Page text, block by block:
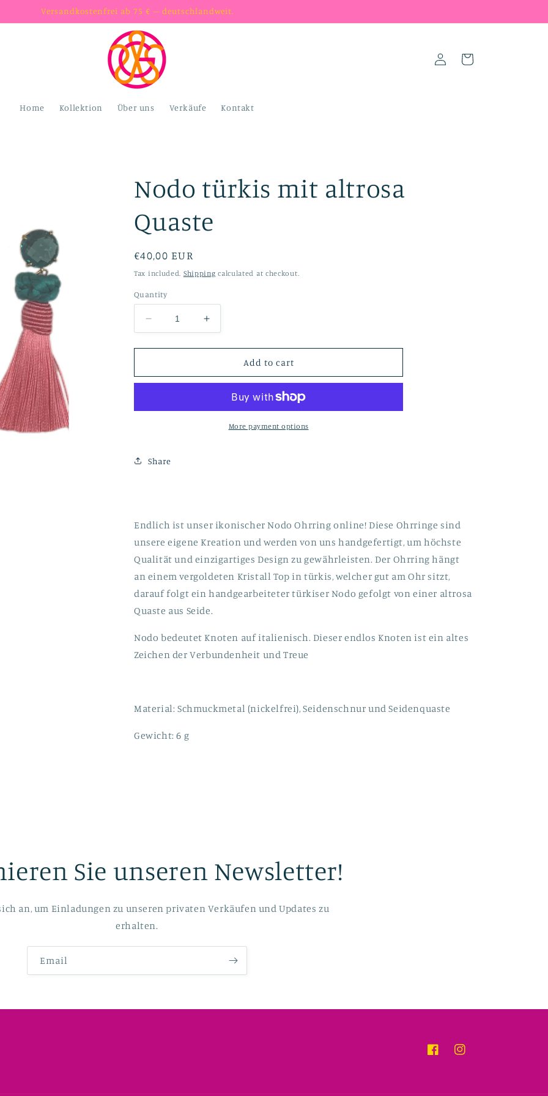
Versandkostenfrei ab 75 € – deutschlandweit.
Home Kollektion Über uns Verkäufe Kontakt
Log
in
Cart
Nodo türkis mit altrosa
Quaste
Regular
price
€40,00 EUR
Tax included. Shipping calculated at checkout.
Quantity
Decrease
quantity
for
türkis
Quaste
Increase
quantity
for
türkis
altrosa
Quaste
Add to cart
More payment options
Share
Endlich ist unser ikonischer Nodo Ohrring online! Diese Ohrringe sind
unsere eigene Kreation und werden von uns handgefertigt, um höchste
Qualität und einzigartiges Design zu gewährleisten. Der Ohrring hängt
an einem vergoldeten Kristall Top in türkis, welcher gut am Ohr sitzt,
darauf folgt ein handgearbeiteter türkiser Nodo gefolgt von einer altrosa
Quaste aus Seide.
Nodo bedeutet Knoten auf italienisch. Dieser endlos Knoten ist ein altes
Zeichen der Verbundenheit und Treue
Material: Schmuckmetal (nickelfrei), Seidenschnur und Seidenquaste
Gewicht: 6 g
Sie unseren Newsletter!
an, um Einladungen zu unseren privaten Verkäufen und Updates zu
erhalten.
Email
FacebookInstagram